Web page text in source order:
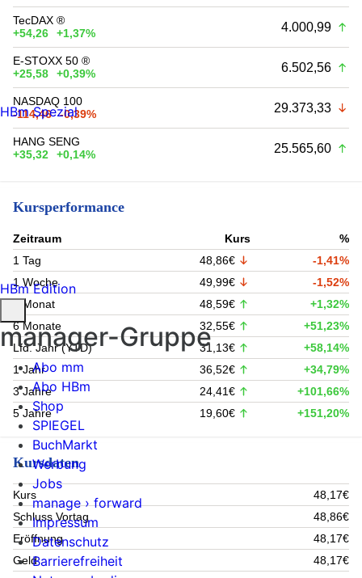
TecDAX ®
+54,26
+1,37% 4.000,99
E-STOXX 50 ®
+25,58
+0,39% 6.502,56
NASDAQ 100
-114,46
-0,39% 29.373,33
HANG SENG
+35,32
+0,14% 25.565,60
Kursperformance
Zeitraum Kurs
%
1 Tag
48,86€
-1,41%
1 Woche
49,99€
-1,52%
1 Monat
48,59€
+1,32%
6 Monate
32,55€
+51,23%
Lfd. Jahr (YTD)
31,13€
+58,14%
1 Jahr
36,52€
+34,79%
3 Jahre
24,41€
+101,66%
5 Jahre
19,60€ +151,20%
Kursdaten
Kurs
48,17€
Schluss Vortag
48,86€
Eröffnung
48,17€
Geld
48,17€
HBm Spezial
HBm Edition
manager-Gruppe
Abo mm
Abo HBm
Shop
SPIEGEL
BuchMarkt
Werbung
Jobs
manage › forward
Impressum
Datenschutz
Barrierefreiheit